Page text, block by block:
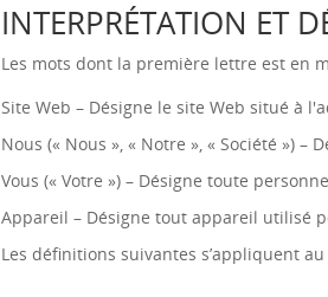
INTERPRÉTATION ET
Les mots dont la première lettre est en
Site Web – Désigne le site Web situé à
Nous (« Nous », « Notre », « Société ») –
Vous (« Votre ») – Désigne toute
Appareil – Désigne tout appareil utilisé
Les définitions suivantes s’appliquent